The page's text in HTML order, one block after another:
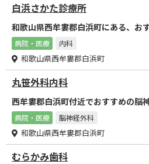
白浜さかた診療所
和歌山県西牟婁郡白浜町にある、お
病院・医療 内科
和歌山県西牟婁郡白浜町
丸笹外科内科
西牟婁郡白浜町付近でおすすめの脳
病院・医療 脳神経外科
和歌山県西牟婁郡白浜町
むらかみ歯科